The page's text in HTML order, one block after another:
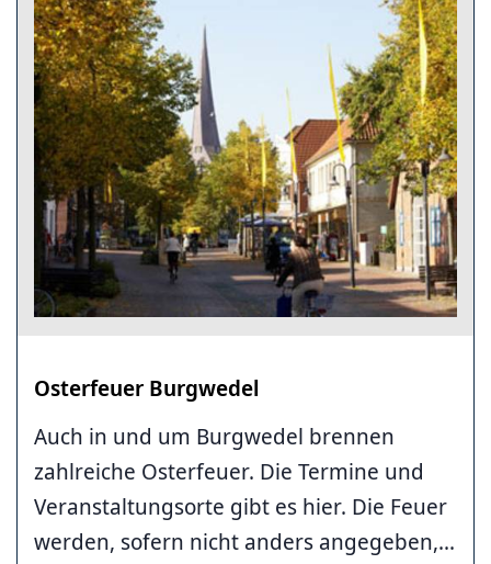
Osterfeuer Burgwedel
Auch in und um Burgwedel brennen
zahlreiche Osterfeuer. Die Termine und
Veranstaltungsorte gibt es hier. Die Feuer
werden, sofern nicht anders angegeben,...